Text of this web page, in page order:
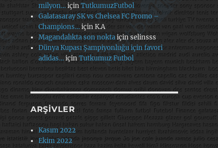
milyon…içinTutkumuzFutbol
Galatasaray SK vs Chelsea FC Promo –
Champions…içinK.A
Magandalıkta son noktaiçinselinsss
Dünya Kupası Şampiyonluğu için favori
adidas…içinTutkumuz Futbol
ARŞIVLER
Kasım 2022
Ekim 2022